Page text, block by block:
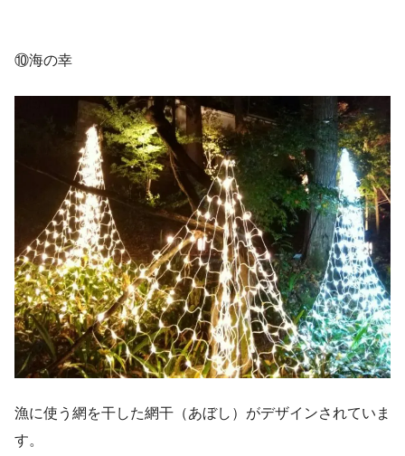
⑩海の幸
漁に使う網を干した網干（あぼし）がデザインされていま
す。